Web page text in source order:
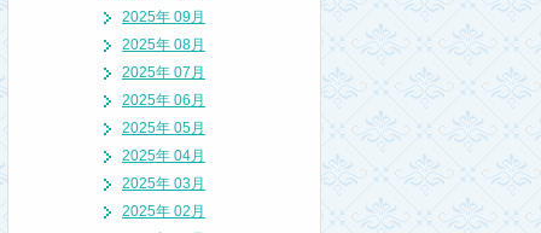
2025年 09月
2025年 08月
2025年 07月
2025年 06月
2025年 05月
2025年 04月
2025年 03月
2025年 02月